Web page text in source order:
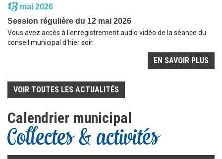
13 mai 2026
Session régulière du 12 mai 2026
Vous avez accès à l'enregistrement audio vidéo de la séance du
conseil municipal d'hier soir.
EN SAVOIR PLUS
VOIR TOUTES LES ACTUALITÉS
Calendrier municipal
Collectes & activités